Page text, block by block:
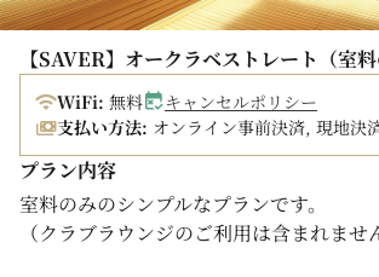
ご宿泊料金が1名あたり1泊1万円以上の
上：200円）が別途かかります。
※お支払い方法（現地決済／オンライン
わらず、ホテルでのお支払いとなります
※2027年4月1日泊以降、条例の改定が
税額が変更となる可能性がございます。
■デポジットのご案内■
【SAVER】オークラベストレート（室料
WiFi: 無料
キャンセルポリシー
支払い方法: オンライン事前決済, 現地決
プラン内容
室料のみのシンプルなプランです。
（クラブラウンジのご利用は含まれませ